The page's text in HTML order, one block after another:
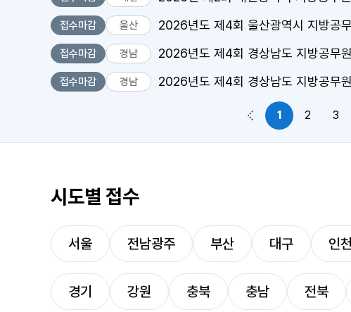
접수마감 울산 2026년도 제4회 울산광역시 지방공
접수마감 경남 2026년도 제4회 경상남도 지방공무
접수마감 경남 2026년도 제4회 경상남도 지방공무
이전 페이지
1 2 3
시도별 접수
서울 전남광주 부산 대구 인천
경기 강원 충북 충남 전북